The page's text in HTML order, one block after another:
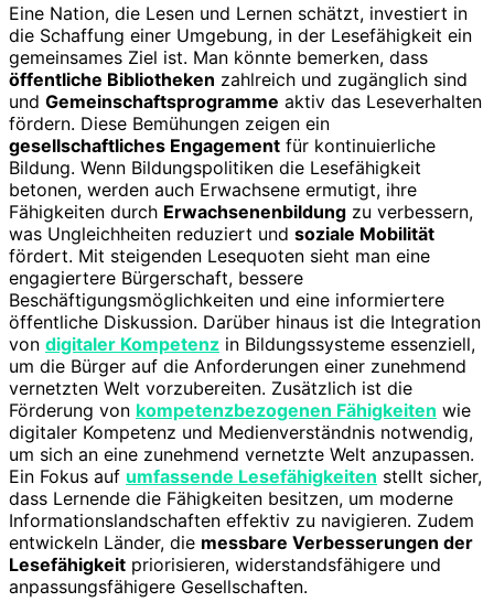
Eine Nation, die Lesen und Lernen schätzt, investiert in
die Schaffung einer Umgebung, in der Lesefähigkeit ein
gemeinsames Ziel ist. Man könnte bemerken, dass
öffentliche Bibliotheken zahlreich und zugänglich sind
und Gemeinschaftsprogramme aktiv das Leseverhalten
fördern. Diese Bemühungen zeigen ein
gesellschaftliches Engagement für kontinuierliche
Bildung. Wenn Bildungspolitiken die Lesefähigkeit
betonen, werden auch Erwachsene ermutigt, ihre
Fähigkeiten durch Erwachsenenbildung zu verbessern,
was Ungleichheiten reduziert und soziale Mobilität
fördert. Mit steigenden Lesequoten sieht man eine
engagiertere Bürgerschaft, bessere
Beschäftigungsmöglichkeiten und eine informiertere
öffentliche Diskussion. Darüber hinaus ist die Integration
von digitaler Kompetenz in Bildungssysteme essenziell,
um die Bürger auf die Anforderungen einer zunehmend
vernetzten Welt vorzubereiten. Zusätzlich ist die
Förderung von kompetenzbezogenen Fähigkeiten wie
digitaler Kompetenz und Medienverständnis notwendig,
um sich an eine zunehmend vernetzte Welt anzupassen.
Ein Fokus auf umfassende Lesefähigkeiten stellt sicher,
dass Lernende die Fähigkeiten besitzen, um moderne
Informationslandschaften effektiv zu navigieren. Zudem
entwickeln Länder, die messbare Verbesserungen der
Lesefähigkeit priorisieren, widerstandsfähigere und
anpassungsfähigere Gesellschaften.